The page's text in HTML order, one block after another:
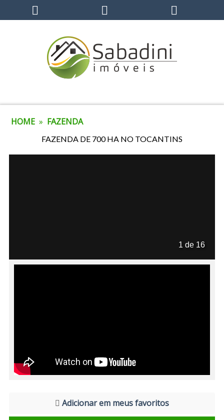
HOME » FAZENDA
FAZENDA DE 700 HA NO TOCANTINS
1 de 16
Adicionar em meus favoritos